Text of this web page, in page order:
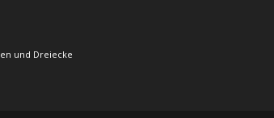
und Dreiecke